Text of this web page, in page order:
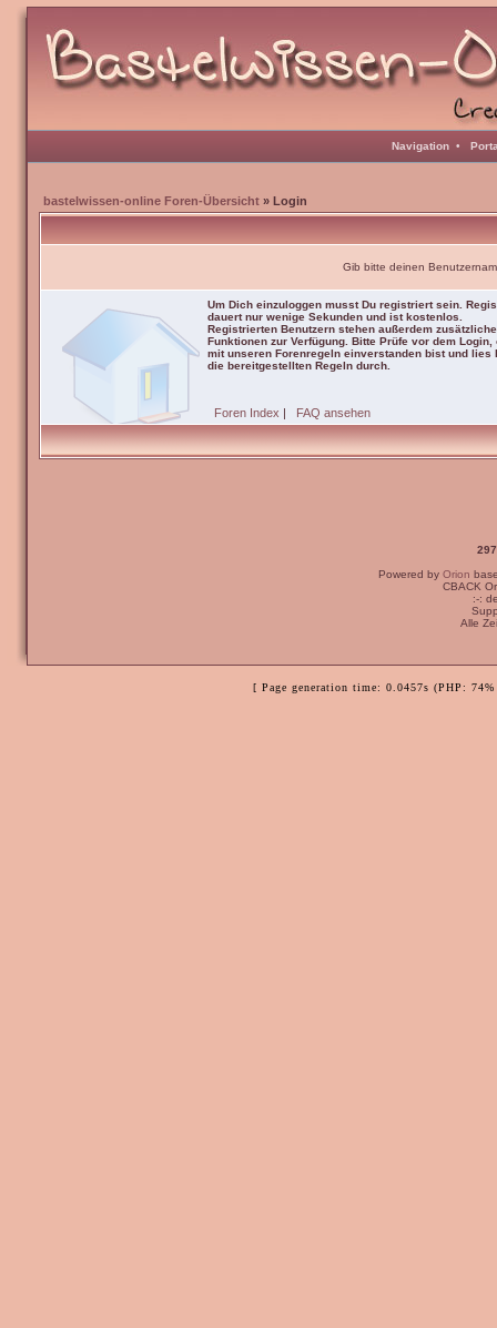
Navigation •
bastelwissen-online Foren-Übersicht » Login
Gib bitte deinen
Um Dich einzuloggen musst Du registriert sein.
dauert nur wenige Sekunden und ist kostenlos.
Registrierten Benutzern stehen außerdem zusätzliche
Funktionen zur Verfügung. Bitte Prüfe vor dem Login,
mit unseren Forenregeln einverstanden bist und lies
die bereitgestellten Regeln durch.
Foren Index | FAQ ansehen
Powered by Orion
CBACK
:-:
Alle
[ Page generation time: 0.0457s (PHP: